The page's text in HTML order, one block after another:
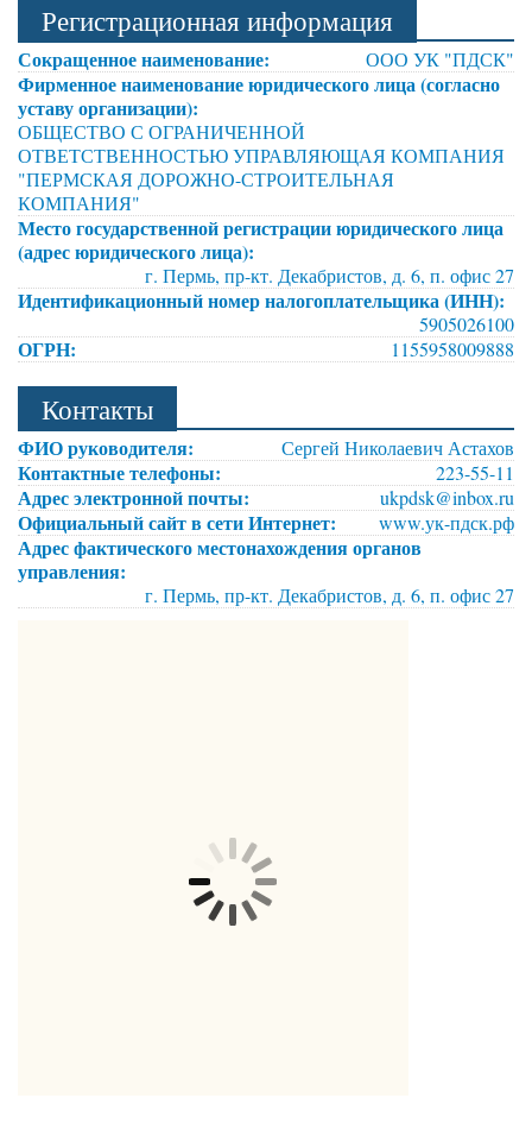
Регистрационная информация
Сокращенное наименование: ООО УК "ПДСК"
Фирменное наименование юридического лица (согласно
уставу организации):
ОБЩЕСТВО С ОГРАНИЧЕННОЙ
ОТВЕТСТВЕННОСТЬЮ УПРАВЛЯЮЩАЯ КОМПАНИЯ
"ПЕРМСКАЯ ДОРОЖНО-СТРОИТЕЛЬНАЯ
КОМПАНИЯ"
Место государственной регистрации юридического лица
(адрес юридического лица):
г. Пермь, пр-кт. Декабристов, д. 6, п. офис 27
Идентификационный номер налогоплательщика (ИНН):
5905026100
ОГРН: 1155958009888
Контакты
ФИО руководителя: Сергей Николаевич Астахов
Контактные телефоны: 223-55-11
Адрес электронной почты: ukpdsk@inbox.ru
Официальный сайт в сети Интернет: www.ук-пдск.рф
Адрес фактического местонахождения органов
управления:
г. Пермь, пр-кт. Декабристов, д. 6, п. офис 27